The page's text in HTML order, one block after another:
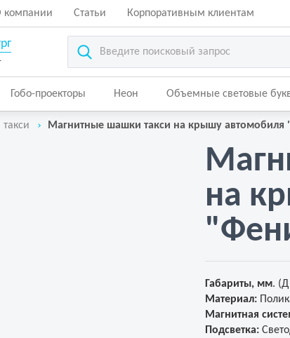
компании Статьи Корпоративным клиентам
Гобо-проекторы Неон Объемные световые
Магнитные шашки такси на крышу автомобиля
на
Габариты, мм.
Материал:
Магнитная
Подсветка: